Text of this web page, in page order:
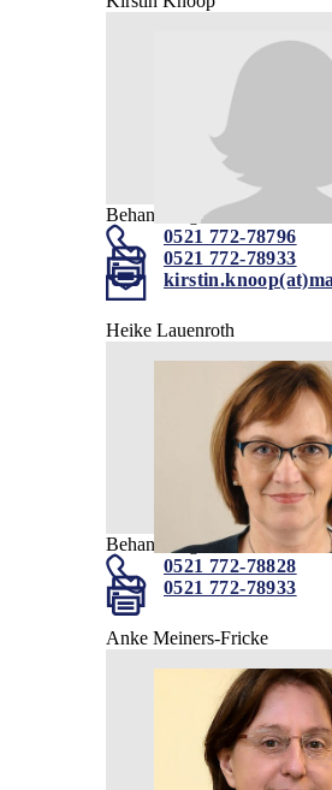
Behandlungskoordination
0521 772-78796
0521 772-78933
Heike Lauenroth
Behandlungskoordination
0521 772-78828
0521 772-78933
Anke Meiners-Fricke